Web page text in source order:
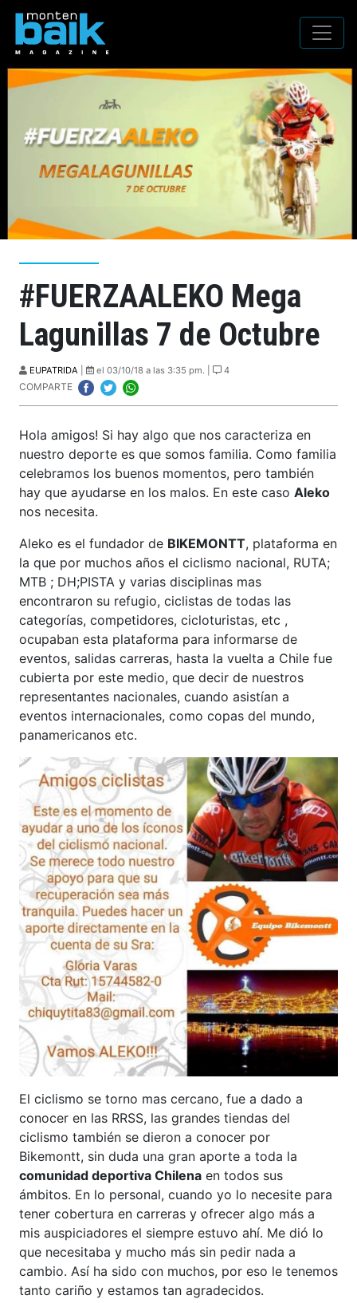
#FUERZAALEKO Mega
Lagunillas 7 de Octubre
EUPATRIDA el 03/10/18 a las 3:35 pm. | 4
COMPARTE
Hola amigos! Si hay algo que nos caracteriza en
nuestro deporte es que somos familia. Como familia
celebramos los buenos momentos, pero también
hay que ayudarse en los malos. En este caso Aleko
nos necesita.
Aleko es el fundador de BIKEMONTT, plataforma en
la que por muchos años el ciclismo nacional, RUTA;
MTB ; DH;PISTA y varias disciplinas mas
encontraron su refugio, ciclistas de todas las
categorías, competidores, cicloturistas, etc ,
ocupaban esta plataforma para informarse de
eventos, salidas carreras, hasta la vuelta a Chile fue
cubierta por este medio, que decir de nuestros
representantes nacionales, cuando asistían a
eventos internacionales, como copas del mundo,
panamericanos etc.
El ciclismo se torno mas cercano, fue a dado a
conocer en las RRSS, las grandes tiendas del
ciclismo también se dieron a conocer por
Bikemontt, sin duda una gran aporte a toda la
comunidad deportiva Chilena en todos sus
ámbitos. En lo personal, cuando yo lo necesite para
tener cobertura en carreras y ofrecer algo más a
mis auspiciadores el siempre estuvo ahí. Me dió lo
que necesitaba y mucho más sin pedir nada a
cambio. Así ha sido con muchos, por eso le tenemos
tanto cariño y estamos tan agradecidos.